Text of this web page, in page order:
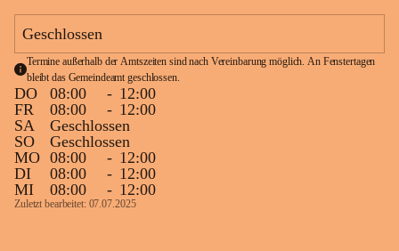
1 Seite•0,1 MB
Geschlossen
Termine außerhalb der Amtszeiten sind nach Vereinbarung möglich. An Fenstertagen
bleibt das Gemeindeamt geschlossen.
DO 08:00 - 12:00
FR
08:00 - 12:00
SA
Geschlossen
SO
Geschlossen
MO 08:00 - 12:00
DI
08:00 - 12:00
MI
08:00 - 12:00
Zuletzt bearbeitet: 07.07.2025